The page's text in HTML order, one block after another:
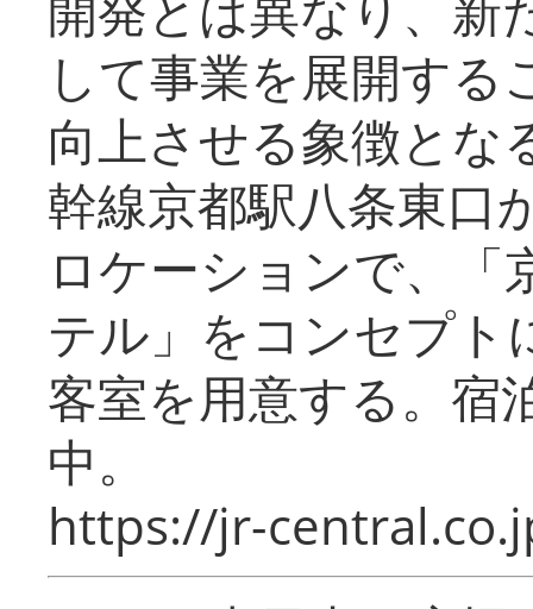
して事業を展開する
向上させる象徴とな
幹線京都駅八条東口
ロケーションで、「
テル」をコンセプト
客室を用意する。宿
中。
https://jr-